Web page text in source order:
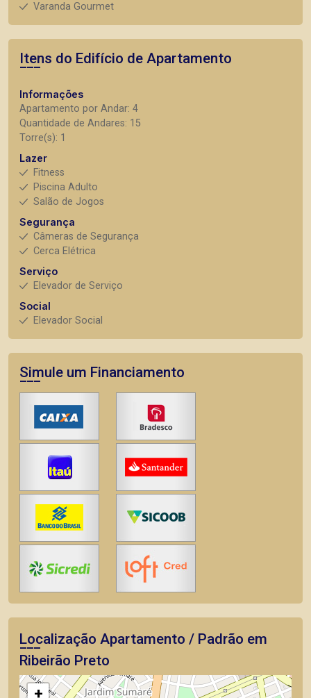
Varanda Gourmet
Itens do Edifício de Apartamento
Informações
Apartamento por Andar: 4
Quantidade de Andares: 15
Torre(s): 1
Lazer
Fitness
Piscina Adulto
Salão de Jogos
Segurança
Câmeras de Segurança
Cerca Elétrica
Serviço
Elevador de Serviço
Social
Elevador Social
Simule um Financiamento
Localização Apartamento / Padrão em
Ribeirão Preto
+